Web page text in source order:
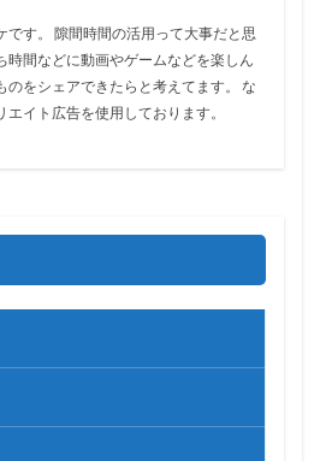
です。 隙間時間の活用って大事だと思
時間などに動画やゲームなどを楽しん
のをシェアできたらと考えてます。 な
イト広告を使用しております。